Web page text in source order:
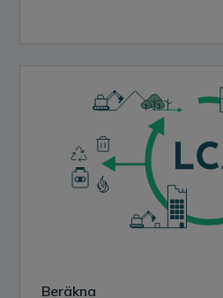
Beräkna